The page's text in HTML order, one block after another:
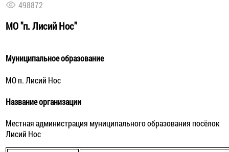
498872
МО "п. Лисий Нос"
Муниципальное образование
МО п. Лисий Нос
Название организации
Местная администрация муниципального образования посёлок
Лисий Нос